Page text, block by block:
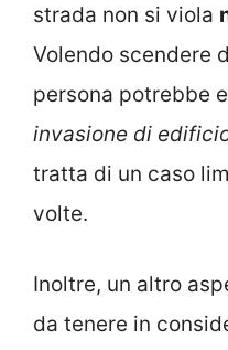
strada non si viola
Volendo scendere
persona potrebbe
invasione di
tratta di un caso
volte.
Inoltre, un altro
da tenere in